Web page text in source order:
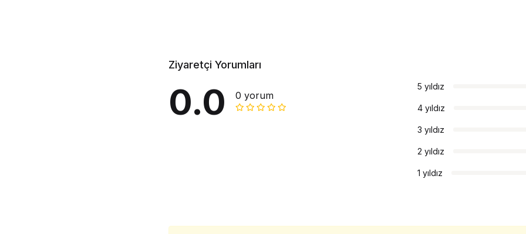
Ziyaretçi Yorumları
0.0 0 yorum
5 yıldız
4 yıldız
3 yıldız
2 yıldız
1 yıldız